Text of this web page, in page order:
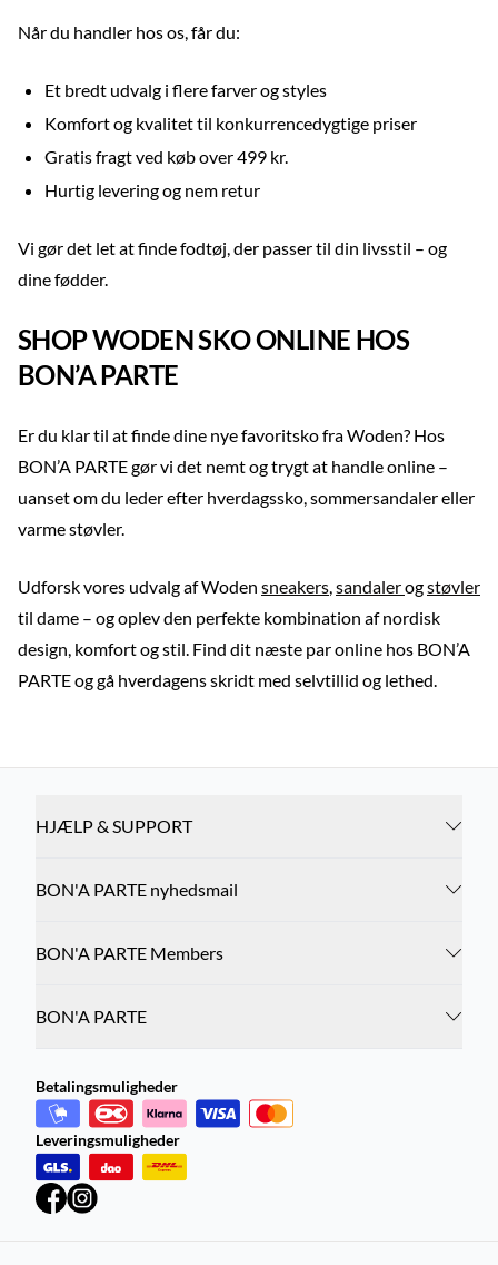
Når du handler hos os, får du:
Et bredt udvalg i flere farver og styles
Komfort og kvalitet til konkurrencedygtige priser
Gratis fragt ved køb over 499 kr.
Hurtig levering og nem retur
Vi gør det let at finde fodtøj, der passer til din livsstil – og
dine fødder.
SHOP WODEN SKO ONLINE HOS
BON’A PARTE
Er du klar til at finde dine nye favoritsko fra Woden? Hos
BON’A PARTE gør vi det nemt og trygt at handle online –
uanset om du leder efter hverdagssko, sommersandaler eller
varme støvler.
Udforsk vores udvalg af Woden sneakers,sandalerogstøvler
til dame – og oplev den perfekte kombination af nordisk
design, komfort og stil. Find dit næste par online hos BON’A
PARTE og gå hverdagens skridt med selvtillid og lethed.
HJÆLP & SUPPORT
BON'A PARTE nyhedsmail
BON'A PARTE Members
BON'A PARTE
Betalingsmuligheder
Leveringsmuligheder